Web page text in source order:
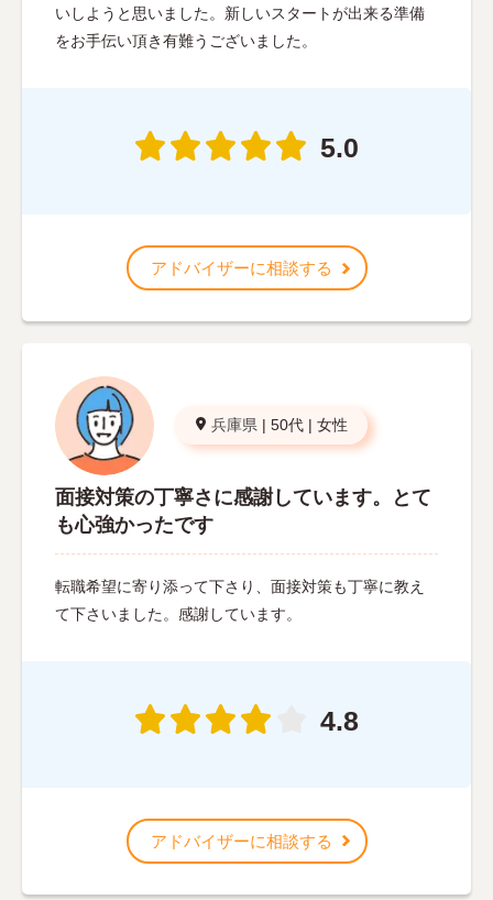
いしようと思いました。新しいスタートが出来る準備
をお手伝い頂き有難うございました。
5.0
アドバイザーに相談する
兵庫県 | 50代 | 女性
面接対策の丁寧さに感謝しています。とて
も心強かったです
転職希望に寄り添って下さり、面接対策も丁寧に教え
て下さいました。感謝しています。
4.8
アドバイザーに相談する